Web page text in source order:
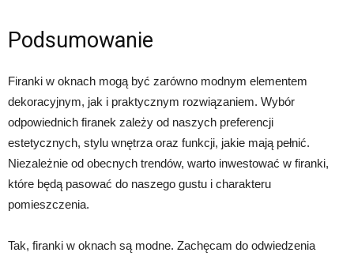
Podsumowanie
Firanki w oknach mogą być zarówno modnym elementem
dekoracyjnym, jak i praktycznym rozwiązaniem. Wybór
odpowiednich firanek zależy od naszych preferencji
estetycznych, stylu wnętrza oraz funkcji, jakie mają pełnić.
Niezależnie od obecnych trendów, warto inwestować w firanki,
które będą pasować do naszego gustu i charakteru
pomieszczenia.
Tak, firanki w oknach są modne. Zachęcam do odwiedzenia